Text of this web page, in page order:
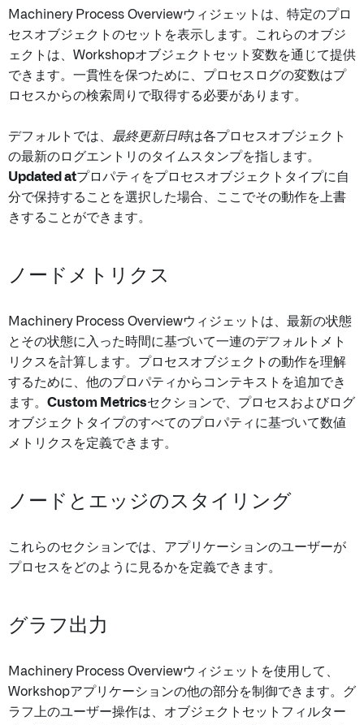
Machinery Process Overviewウィジェットは、特定のプロ
セスオブジェクトのセットを表示します。これらのオブジ
ェクトは、Workshopオブジェクトセット変数を通じて提供
できます。一貫性を保つために、プロセスログの変数はプ
ロセスからの検索周りで取得する必要があります。
デフォルトでは、 最終更新日時は各プロセスオブジェクト
の最新のログエントリのタイムスタンプを指します。
Updated atプロパティをプロセスオブジェクトタイプに自
分で保持することを選択した場合、ここでその動作を上書
きすることができます。
ノードメトリクス
Machinery Process Overviewウィジェットは、最新の状態
とその状態に入った時間に基づいて一連のデフォルトメト
リクスを計算します。プロセスオブジェクトの動作を理解
するために、他のプロパティからコンテキストを追加でき
ます。 Custom Metricsセクションで、プロセスおよびログ
オブジェクトタイプのすべてのプロパティに基づいて数値
メトリクスを定義できます。
ノードとエッジのスタイリング
これらのセクションでは、アプリケーションのユーザーが
プロセスをどのように見るかを定義できます。
グラフ出力
Machinery Process Overviewウィジェットを使用して、
Workshopアプリケーションの他の部分を制御できます。グ
ラフ上のユーザー操作は、オブジェクトセットフィルター